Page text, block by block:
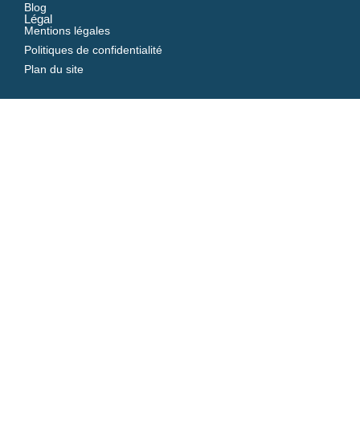
Blog
Légal
Mentions légales
Politiques de confidentialité
Plan du site